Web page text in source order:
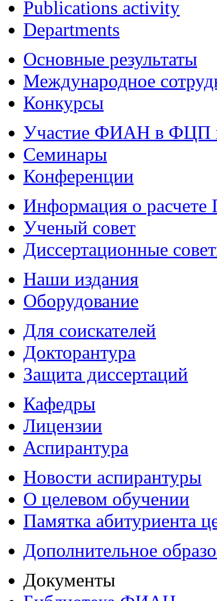
Publications activity
Departments
Основные результаты
Международное
Конкурсы
Участие ФИАН в ФЦП
Семинары
Конференции
Информация о
Ученый совет
Диссертационные
Наши издания
Оборудование
Для соискателей
Докторантура
Защита диссертаций
Кафедры
Лицензии
Аспирантура
Новости аспирантуры
О целевом обучении
Памятка абитуриента
Дополнительное
Документы